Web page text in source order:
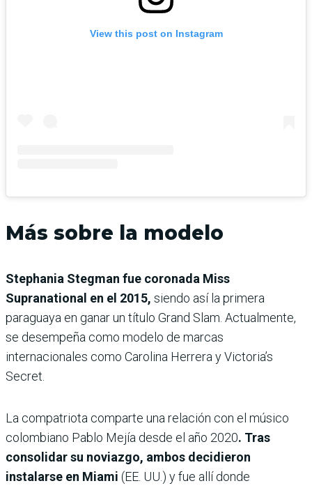
View this post on Instagram
Más sobre la modelo
Stephania Stegman fue coronada Miss
Supranational en el 2015, siendo así la primera
paraguaya en ganar un título Grand Slam. Actualmente,
se desempeña como modelo de marcas
internacionales como Carolina Herrera y Victoria’s
Secret.
La compatriota comparte una relación con el músico
colombiano Pablo Mejía desde el año 2020. Tras
consolidar su noviazgo, ambos decidieron
instalarse en Miami (EE. UU.) y fue allí donde